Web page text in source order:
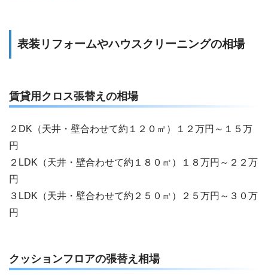
表装リフォームやハウスクリーニングの相場
賃貸用クロス張替えの相場
２DK（天井・壁合わせて約１２０㎡）１２万円～１５万
円
２LDK（天井・壁合わせて約１８０㎡）１８万円～２２万
円
３LDK（天井・壁合わせて約２５０㎡）２５万円～３０万
円
クッションフロアの張替え相場